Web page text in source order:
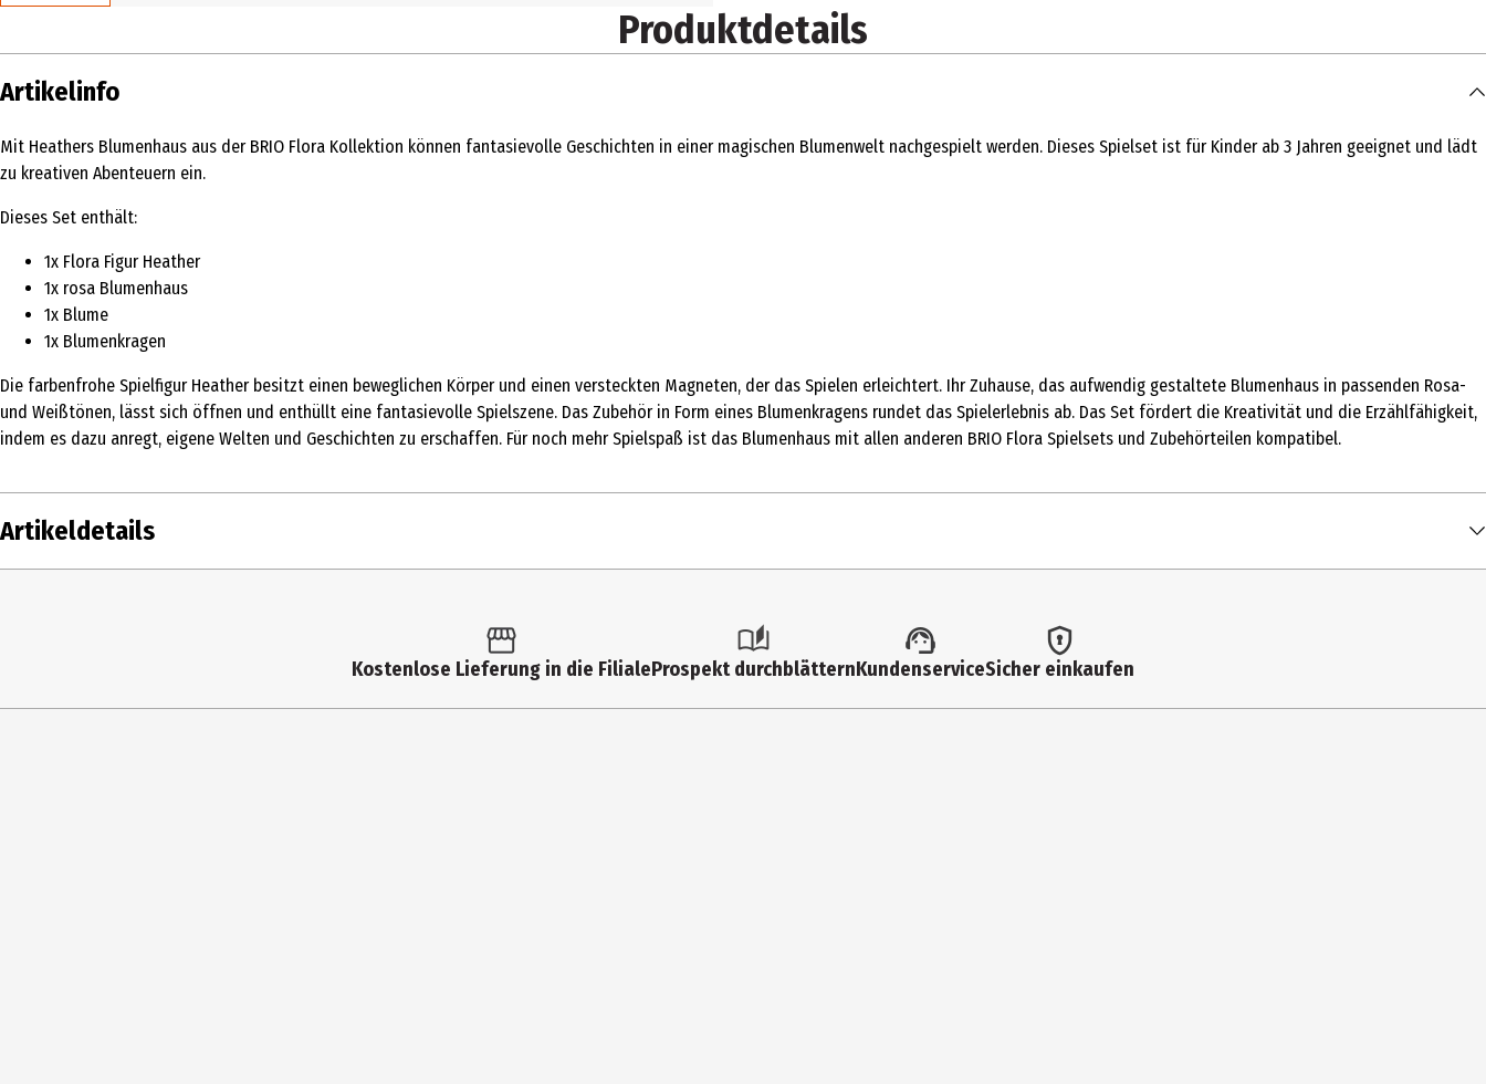
Produktdetails
Artikelinfo
Mit Heathers Blumenhaus aus der BRIO Flora Kollektion können fantasievolle Geschichten in einer magischen Blumenwelt nachgespielt werden. Dieses Spielset ist für Kinder ab 3 Jahren geeignet und lädt
zu kreativen Abenteuern ein.
Dieses Set enthält:
1x Flora Figur Heather
1x rosa Blumenhaus
1x Blume
1x Blumenkragen
Die farbenfrohe Spielfigur Heather besitzt einen beweglichen Körper und einen versteckten Magneten, der das Spielen erleichtert. Ihr Zuhause, das aufwendig gestaltete Blumenhaus in passenden Rosa-
und Weißtönen, lässt sich öffnen und enthüllt eine fantasievolle Spielszene. Das Zubehör in Form eines Blumenkragens rundet das Spielerlebnis ab. Das Set fördert die Kreativität und die Erzählfähigkeit,
indem es dazu anregt, eigene Welten und Geschichten zu erschaffen. Für noch mehr Spielspaß ist das Blumenhaus mit allen anderen BRIO Flora Spielsets und Zubehörteilen kompatibel.
Artikeldetails
Spielwelten
3 Jahre
Kostenlose Lieferung in die FilialeProspekt durchblätternKundenserviceSicher einkaufen